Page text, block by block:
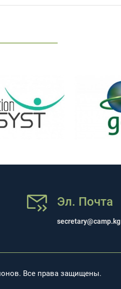
Эл. Почта
secretary@camp.kg
Все права защищены.